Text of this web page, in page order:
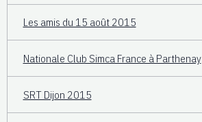
Les amis du 15 août 2015
Nationale Club Simca France à Parthenay
SRT Dijon 2015